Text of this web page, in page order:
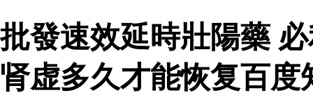
批發速效延時壯陽藥
肾虚多久才能恢复百